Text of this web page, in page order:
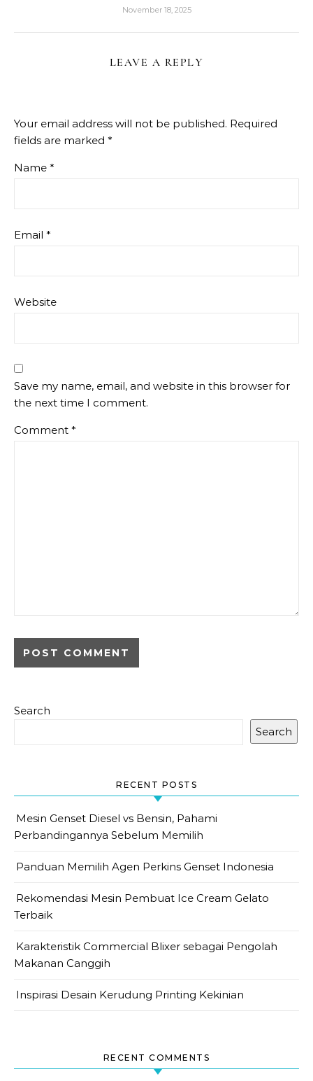
November 18, 2025
LEAVE A REPLY
Your email address will not be published. Required
fields are marked *
Name *
Email *
Website
Save my name, email, and website in this browser for
the next time I comment.
Comment *
Search
Search
RECENT POSTS
Mesin Genset Diesel vs Bensin, Pahami
Perbandingannya Sebelum Memilih
Panduan Memilih Agen Perkins Genset Indonesia
Rekomendasi Mesin Pembuat Ice Cream Gelato
Terbaik
Karakteristik Commercial Blixer sebagai Pengolah
Makanan Canggih
Inspirasi Desain Kerudung Printing Kekinian
RECENT COMMENTS